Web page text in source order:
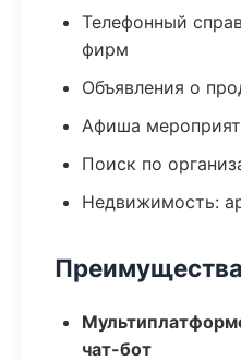
Телефонный
фирм
Объявления о
Афиша
Поиск по
Недвижимость:
чат-бот